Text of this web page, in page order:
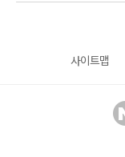
사이트맵